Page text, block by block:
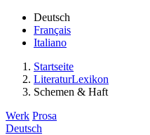
Deutsch
Français
Italiano
Startseite
LiteraturLexikon
Schemen & Haft
Werk Prosa
Deutsch